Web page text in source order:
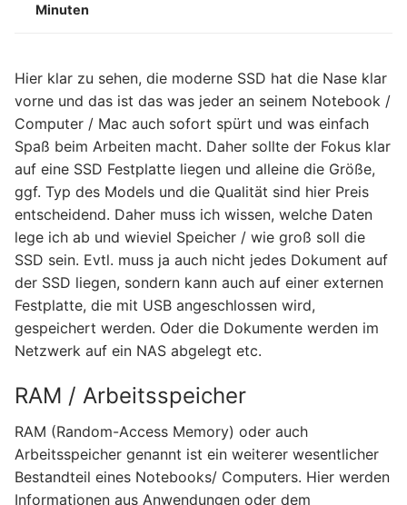
Minuten
Hier klar zu sehen, die moderne SSD hat die Nase klar
vorne und das ist das was jeder an seinem Notebook /
Computer / Mac auch sofort spürt und was einfach
Spaß beim Arbeiten macht. Daher sollte der Fokus klar
auf eine SSD Festplatte liegen und alleine die Größe,
ggf. Typ des Models und die Qualität sind hier Preis
entscheidend. Daher muss ich wissen, welche Daten
lege ich ab und wieviel Speicher / wie groß soll die
SSD sein. Evtl. muss ja auch nicht jedes Dokument auf
der SSD liegen, sondern kann auch auf einer externen
Festplatte, die mit USB angeschlossen wird,
gespeichert werden. Oder die Dokumente werden im
Netzwerk auf ein NAS abgelegt etc.
RAM / Arbeitsspeicher
RAM (Random-Access Memory) oder auch
Arbeitsspeicher genannt ist ein weiterer wesentlicher
Bestandteil eines Notebooks/ Computers. Hier werden
Informationen aus Anwendungen oder dem